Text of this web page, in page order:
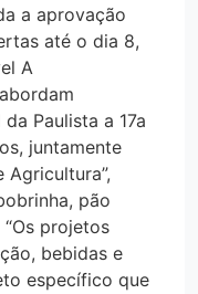
a aprovação
até o dia 8,
A
Paulista a 17a
juntamente
pão
projetos
bebidas e
específico que